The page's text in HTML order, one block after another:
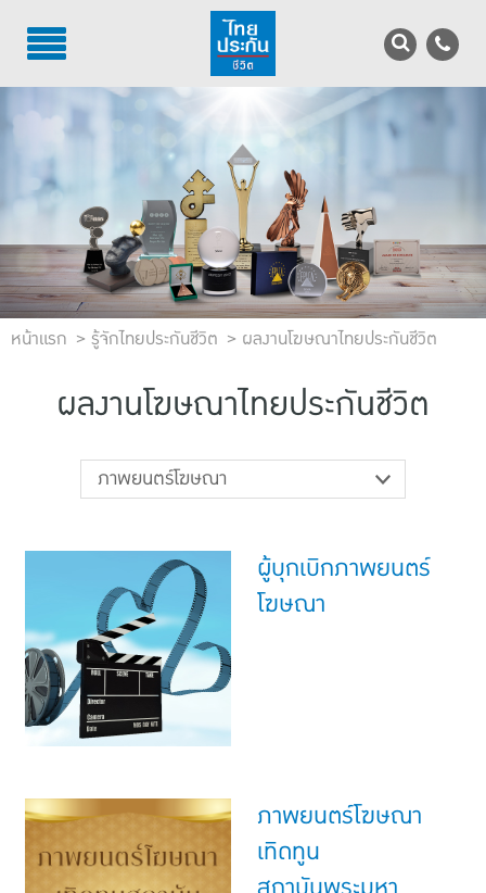
TH EN
บริการลูกค้า
บริการตัวแทน
รู้จักไทยประกันชีวิต
นักลงทุนสัมพันธ์
เพื่อสังคมไทย
ติดต่อไทยประกันชีวิต
แบบประกันทั้งหมด
แบบประกันที่เหมาะกับช่วงอายุ
เปรียบเทียบแบบประกัน
เลือกแบบประกันที่เหมาะกับคุณ
TL Learning Center
หน้าแรก รู้จักไทยประกันชีวิต ผลงานโฆษณาไทยประกันชีวิต
ผลงานโฆษณาไทยประกันชีวิต
ภาพยนตร์โฆษณา
ผู้บุกเบิกภาพยนตร์
โฆษณา
ภาพยนตร์โฆษณา
เทิดทูน